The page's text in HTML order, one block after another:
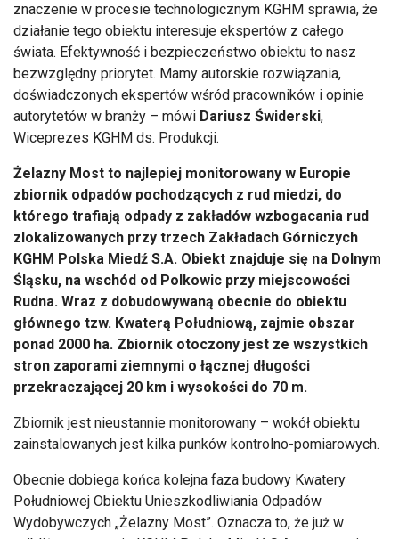
znaczenie w procesie technologicznym KGHM sprawia, że
działanie tego obiektu interesuje ekspertów z całego
świata. Efektywność i bezpieczeństwo obiektu to nasz
bezwzględny priorytet. Mamy autorskie rozwiązania,
doświadczonych ekspertów wśród pracowników i opinie
autorytetów w branży – mówi Dariusz Świderski,
Wiceprezes KGHM ds. Produkcji.
Żelazny Most to najlepiej monitorowany w Europie
zbiornik odpadów pochodzących z rud miedzi, do
którego trafiają odpady z zakładów wzbogacania rud
zlokalizowanych przy trzech Zakładach Górniczych
KGHM Polska Miedź S.A. Obiekt znajduje się na Dolnym
Śląsku, na wschód od Polkowic przy miejscowości
Rudna. Wraz z dobudowywaną obecnie do obiektu
głównego tzw. Kwaterą Południową, zajmie obszar
ponad 2000 ha. Zbiornik otoczony jest ze wszystkich
stron zaporami ziemnymi o łącznej długości
przekraczającej 20 km i wysokości do 70 m.
Zbiornik jest nieustannie monitorowany – wokół obiektu
zainstalowanych jest kilka punków kontrolno-pomiarowych.
Obecnie dobiega końca kolejna faza budowy Kwatery
Południowej Obiektu Unieszkodliwiania Odpadów
Wydobywczych „Żelazny Most”. Oznacza to, że już w